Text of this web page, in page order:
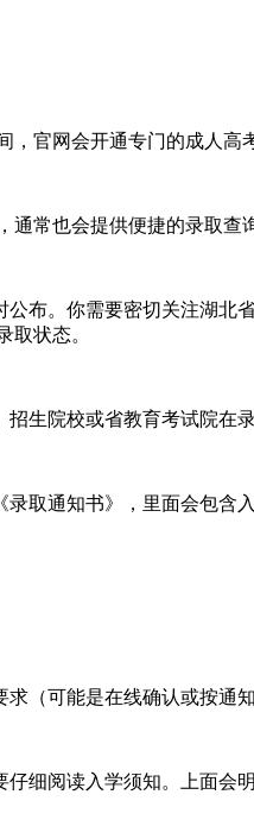
网会开通专门的成人高
也会提供便捷的录取查
。你需要密切关注湖北
取状态。
院校或省教育考试院在
通知书》，里面会包含
可能是在线确认或按通
阅读入学须知。上面会